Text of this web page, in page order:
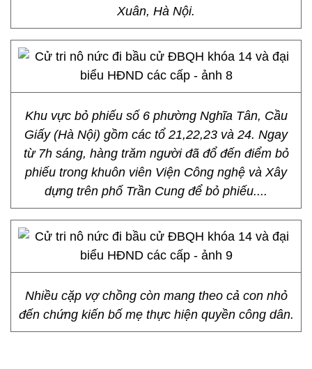
Xuân, Hà Nội.
Khu vực bỏ phiếu số 6 phường Nghĩa Tân, Cầu
Giấy (Hà Nội) gồm các tổ 21,22,23 và 24. Ngay
từ 7h sáng, hàng trăm người đã đổ đến điểm bỏ
phiếu trong khuôn viên Viện Công nghệ và Xây
dựng trên phố Trần Cung để bỏ phiếu....
Nhiều cặp vợ chồng còn mang theo cả con nhỏ
đến chứng kiến bố mẹ thực hiện quyền công dân.